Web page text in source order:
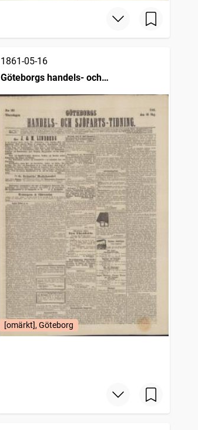
1861-05-16
Göteborgs handels- och
[omärkt], Göteborg